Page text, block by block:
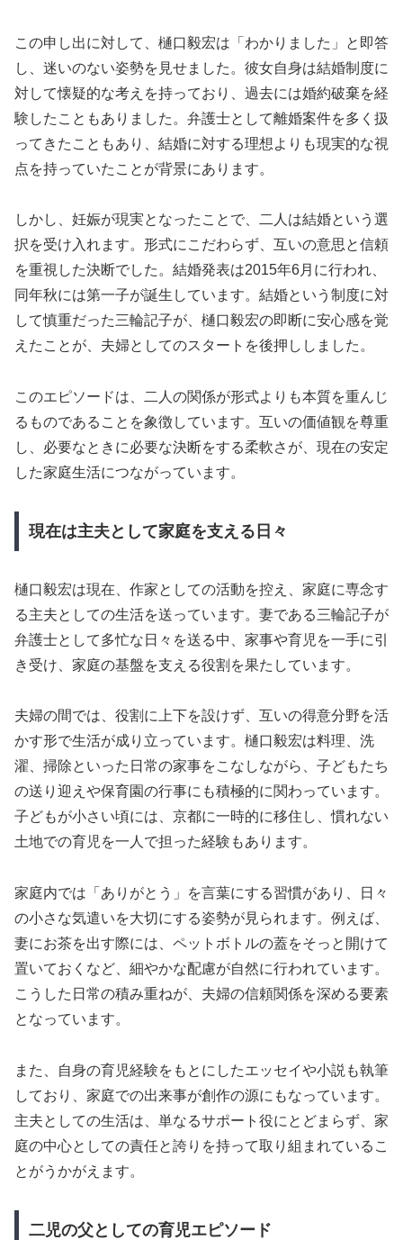
この申し出に対して、樋口毅宏は「わかりました」と即答
し、迷いのない姿勢を見せました。彼女自身は結婚制度に
対して懐疑的な考えを持っており、過去には婚約破棄を経
験したこともありました。弁護士として離婚案件を多く扱
ってきたこともあり、結婚に対する理想よりも現実的な視
点を持っていたことが背景にあります。
しかし、妊娠が現実となったことで、二人は結婚という選
択を受け入れます。形式にこだわらず、互いの意思と信頼
を重視した決断でした。結婚発表は2015年6月に行われ、
同年秋には第一子が誕生しています。結婚という制度に対
して慎重だった三輪記子が、樋口毅宏の即断に安心感を覚
えたことが、夫婦としてのスタートを後押ししました。
このエピソードは、二人の関係が形式よりも本質を重んじ
るものであることを象徴しています。互いの価値観を尊重
し、必要なときに必要な決断をする柔軟さが、現在の安定
した家庭生活につながっています。
現在は主夫として家庭を支える日々
樋口毅宏は現在、作家としての活動を控え、家庭に専念す
る主夫としての生活を送っています。妻である三輪記子が
弁護士として多忙な日々を送る中、家事や育児を一手に引
き受け、家庭の基盤を支える役割を果たしています。
夫婦の間では、役割に上下を設けず、互いの得意分野を活
かす形で生活が成り立っています。樋口毅宏は料理、洗
濯、掃除といった日常の家事をこなしながら、子どもたち
の送り迎えや保育園の行事にも積極的に関わっています。
子どもが小さい頃には、京都に一時的に移住し、慣れない
土地での育児を一人で担った経験もあります。
家庭内では「ありがとう」を言葉にする習慣があり、日々
の小さな気遣いを大切にする姿勢が見られます。例えば、
妻にお茶を出す際には、ペットボトルの蓋をそっと開けて
置いておくなど、細やかな配慮が自然に行われています。
こうした日常の積み重ねが、夫婦の信頼関係を深める要素
となっています。
また、自身の育児経験をもとにしたエッセイや小説も執筆
しており、家庭での出来事が創作の源にもなっています。
主夫としての生活は、単なるサポート役にとどまらず、家
庭の中心としての責任と誇りを持って取り組まれているこ
とがうかがえます。
二児の父としての育児エピソード